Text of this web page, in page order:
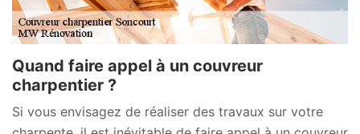
Quand faire appel à un couvreur
charpentier ?
Si vous envisagez de réaliser des travaux sur votre